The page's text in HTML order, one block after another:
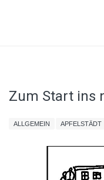
Zum Start ins
ALLGEMEIN APFELSTÄDT